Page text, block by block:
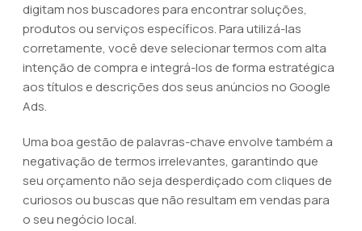
digitam nos buscadores para encontrar soluções,
produtos ou serviços específicos. Para utilizá-las
corretamente, você deve selecionar termos com alta
intenção de compra e integrá-los de forma estratégica
aos títulos e descrições dos seus anúncios no Google
Ads.
Uma boa gestão de palavras-chave envolve também a
negativação de termos irrelevantes, garantindo que
seu orçamento não seja desperdiçado com cliques de
curiosos ou buscas que não resultam em vendas para
o seu negócio local.